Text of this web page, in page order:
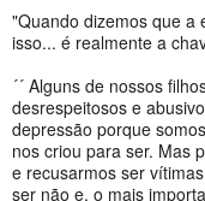
"Quando dizemos que a
isso... é realmente a
´´ Alguns de nossos
desrespeitosos e
depressão porque
nos criou para ser. Mas
e recusarmos ser
ser não e, o mais